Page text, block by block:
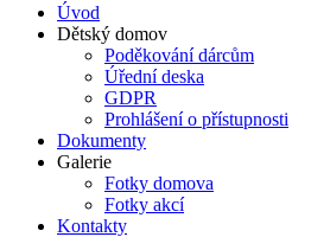
Úvod
Dětský domov
Poděkování dárcům
Úřední deska
GDPR
Prohlášení o přístupnosti
Dokumenty
Galerie
Fotky domova
Fotky akcí
Kontakty